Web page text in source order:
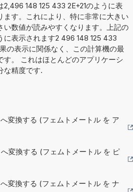
2,496 148 125 433 2E+21のように表
ます。これにより、特に非常に大きい
い数値が読みやすくなります。上記の
に表示されます2 496 148 125 433
の表示に関係なく、この計算機の最
す。 これはほとんどのアプリケーシ
な精度です.
変換する (フェムトメートル を ア
変換する (フェムトメートル を ピ
変換する (フェムトメートル を ナ